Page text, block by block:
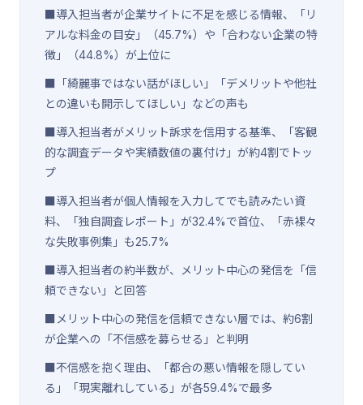
■導入担当者が企業サイトに不足を感じる情報、「リ
アルな料金の目安」（45.7%）や「合わない企業の特
徴」（44.8%）が上位に
■「綺麗事ではない話がほしい」「デメリットや他社
との違いも開示してほしい」などの声も
■導入担当者がメリット訴求を信用する基準、「客観
的な調査データや実績数値の裏付け」が約4割でトッ
プ
■導入担当者が個人情報を入力してでも読みたい資
料、「独自調査レポート」が32.4%で首位、「赤裸々
な失敗事例集」も25.7%
■導入担当者の約半数が、メリット中心の発信を「信
頼できない」と回答
■メリット中心の発信を信頼できない層では、約6割
が企業への「不信感を募らせる」と判明
■不信感を抱く理由、「都合の悪い情報を隠してい
る」「現実離れしている」が各59.4%で最多